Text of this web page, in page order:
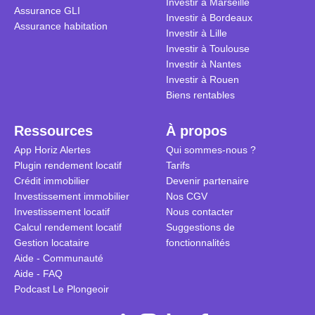
Assurance GLI
Assurance habitation
Investir à Bordeaux
Investir à Lille
Investir à Toulouse
Investir à Nantes
Investir à Rouen
Biens rentables
Ressources
App Horiz Alertes
Plugin rendement locatif
Crédit immobilier
Investissement immobilier
Investissement locatif
Calcul rendement locatif
Gestion locataire
Aide - Communauté
Aide - FAQ
Podcast Le Plongeoir
À propos
Qui sommes-nous ?
Tarifs
Devenir partenaire
Nos CGV
Nous contacter
Suggestions de
fonctionnalités